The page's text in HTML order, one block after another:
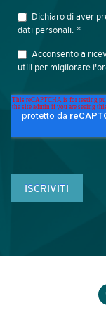
Dichiaro di aver
dati personali. *
Acconsento a
utili per migliorare